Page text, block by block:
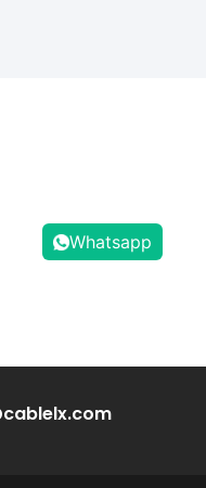
Whatsapp